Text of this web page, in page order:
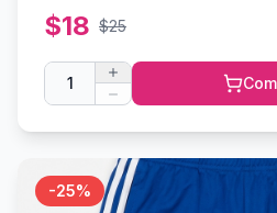
$18 $25
1
-25%